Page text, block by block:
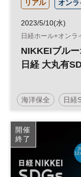
リアル オンラ
2023/5/10(水)
日経ホール+オンラ
NIKKEIブル
日経 大丸有
海洋保全 日経
開催
終了